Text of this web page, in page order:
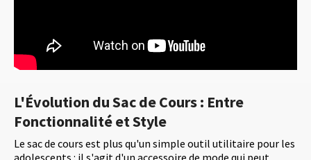
L'Évolution du Sac de Cours : Entre
Fonctionnalité et Style
Le sac de cours est plus qu'un simple outil utilitaire pour les